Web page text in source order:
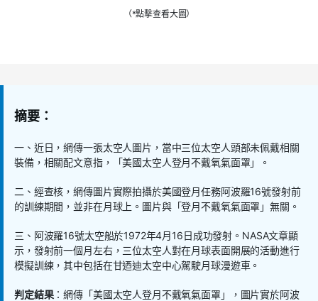
（*點擊查看大圖）
摘要：
一、近日，網傳一張太空人圖片，當中三位太空人頭部未佩戴相關
裝備，相關配文意指，「美國太空人登月不戴氧氣面罩」。
二、經查核，網傳圖片實際拍攝於美國登月任務阿波羅16號發射前
的訓練期間，並非在月球上。圖片與「登月不戴氧氣面罩」無關。
三、阿波羅16號太空船於1972年4月16日成功發射。NASA文章顯
示，發射前一個月左右，三位太空人對在月球表面開展的活動進行
模擬訓練，其中包括在甘迺迪太空中心駕駛月球漫遊車。
判定結果：網傳「美國太空人登月不戴氧氣面罩」，圖片實於阿波